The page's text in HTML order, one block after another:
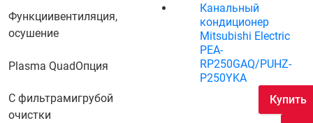
Функциивентиляция,
осушение
Plasma QuadОпция
С фильтрамигрубой
очистки
Канальный
кондиционер
Mitsubishi Electric
PEA-
RP250GAQ/PUHZ-
P250YKA
Купить